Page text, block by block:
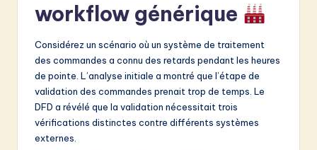
workflow générique
Considérez un scénario où un système de traitement
des commandes a connu des retards pendant les heures
de pointe. L’analyse initiale a montré que l’étape de
validation des commandes prenait trop de temps. Le
DFD a révélé que la validation nécessitait trois
vérifications distinctes contre différents systèmes
externes.